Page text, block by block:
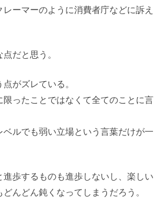
ーマーのように消費者庁などに訴え
だと思う。
がズレている。
限ったことではなくて全てのことに言
ルでも弱い立場という言葉だけが一
進歩するものも進歩しないし、楽しい
んどん鈍くなってしまうだろう。